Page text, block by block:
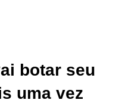
botar seu
uma vez